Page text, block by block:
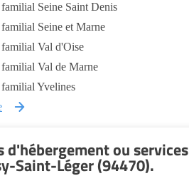
Seine Saint Denis
Seine et Marne
Val d'Oise
Val de Marne
Yvelines
d'hébergement ou services
Saint-Léger (94470).